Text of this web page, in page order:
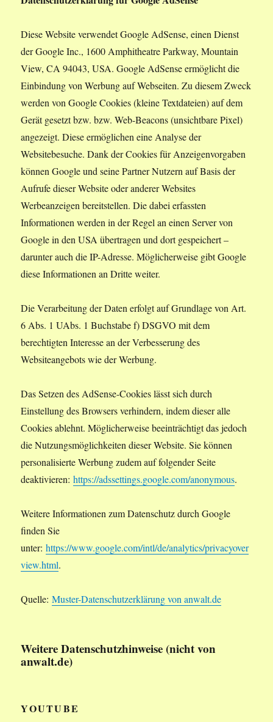
Diese Website verwendet Google AdSense, einen Dienst
der Google Inc., 1600 Amphitheatre Parkway, Mountain
View, CA 94043, USA. Google AdSense ermöglicht die
Einbindung von Werbung auf Webseiten. Zu diesem Zweck
werden von Google Cookies (kleine Textdateien) auf dem
Gerät gesetzt bzw. bzw. Web-Beacons (unsichtbare Pixel)
angezeigt. Diese ermöglichen eine Analyse der
Websitebesuche. Dank der Cookies für Anzeigenvorgaben
können Google und seine Partner Nutzern auf Basis der
Aufrufe dieser Website oder anderer Websites
Werbeanzeigen bereitstellen. Die dabei erfassten
Informationen werden in der Regel an einen Server von
Google in den USA übertragen und dort gespeichert –
darunter auch die IP-Adresse. Möglicherweise gibt Google
diese Informationen an Dritte weiter.
Die Verarbeitung der Daten erfolgt auf Grundlage von Art.
6 Abs. 1 UAbs. 1 Buchstabe f) DSGVO mit dem
berechtigten Interesse an der Verbesserung des
Websiteangebots wie der Werbung.
Das Setzen des AdSense-Cookies lässt sich durch
Einstellung des Browsers verhindern, indem dieser alle
Cookies ablehnt. Möglicherweise beeinträchtigt das jedoch
die Nutzungsmöglichkeiten dieser Website. Sie können
personalisierte Werbung zudem auf folgender Seite
deaktivieren:https://adssettings.google.com/anonymous.
Weitere Informationen zum Datenschutz durch Google
finden Sie
unter:https://www.google.com/intl/de/analytics/privacyover
view.html.
Quelle:Muster-Datenschutzerklärung von anwalt.de
Weitere Datenschutzhinweise (nicht von
anwalt.de)
YOUTUBE